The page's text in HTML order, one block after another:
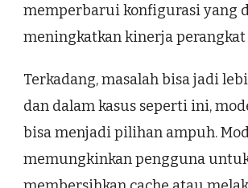
memperbarui konfigurasi yang
meningkatkan kinerja perangkat
Terkadang, masalah bisa jadi
dan dalam kasus seperti ini,
bisa menjadi pilihan ampuh.
memungkinkan pengguna